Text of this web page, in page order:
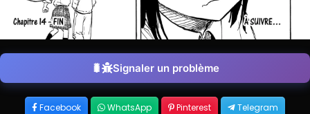
Signaler un problème
Facebook WhatsApp Pinterest Telegram